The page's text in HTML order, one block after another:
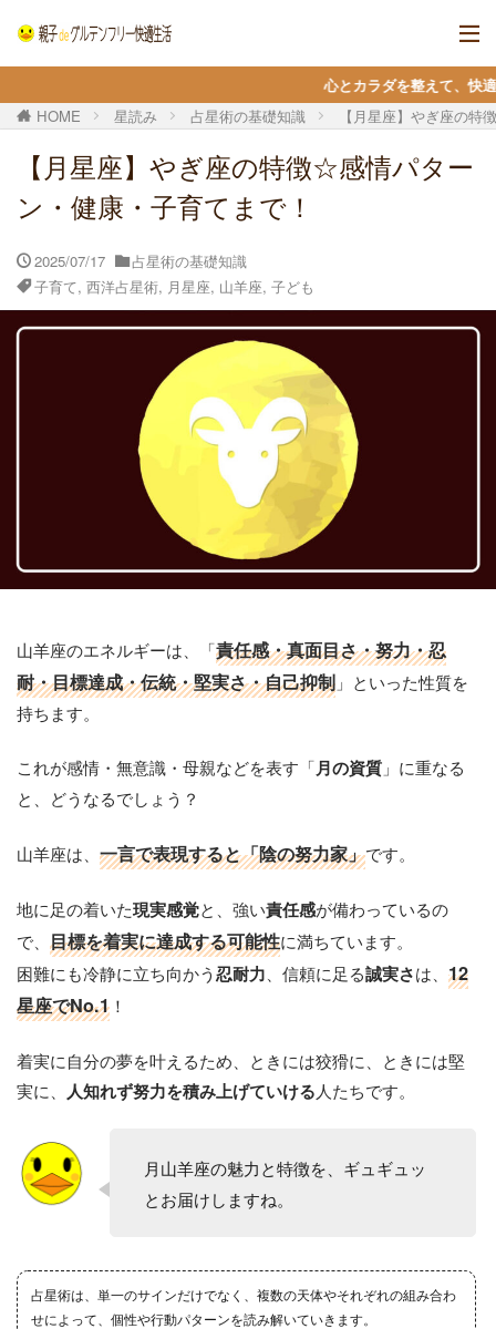
心とカラダを整えて、快適に自分らしく生き
HOME
星読み 占星術の基礎知識 【月星座】やぎ座の
【月星座】やぎ座の特徴☆感情パター
ン・健康・子育てまで！
2025/07/17
占星術の基礎知識
子育て, 西洋占星術, 月星座, 山羊座, 子ども
山羊座のエネルギーは、「責任感・真面目さ・努力・忍
耐・目標達成・伝統・堅実さ・自己抑制 」といった性質を
持ちます。
これが感情・無意識・母親などを表す「月の資質 」に重なる
と、どうなるでしょう？
山羊座は、 一言で表現すると「陰の努力家」です。
地に足の着いた現実感覚と、強い責任感が備わっているの
で、 目標を着実に達成する可能性に満ちています。
困難にも冷静に立ち向かう忍耐力 、信頼に足る誠実さは、 12
星座でNo.1 ！
着実に自分の夢を叶えるため、ときには狡猾に、ときには堅
実に、 人知れず努力を積み上げていける人たちです。
月山羊座の魅力と特徴を、ギュギュッ
とお届けしますね。
占星術は、単一のサインだけでなく、複数の天体やそれぞれの組み合わ
せによって、個性や行動パターンを読み解いていきます。